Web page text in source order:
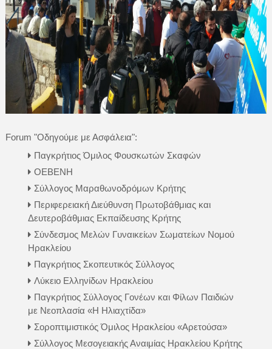
Forum "Οδηγούμε με Ασφάλεια":
Παγκρήτιος Όμιλος Φουσκωτών Σκαφών
ΟΕΒΕΝΗ
Σύλλογος Μαραθωνοδρόμων Κρήτης
Περιφερειακή Διεύθυνση Πρωτοβάθμιας και
Δευτεροβάθμιας Εκπαίδευσης Κρήτης
Σύνδεσμος Μελών Γυναικείων Σωματείων Νομού
Ηρακλείου
Παγκρήτιος Σκοπευτικός Σύλλογος
Λύκειο Ελληνίδων Ηρακλείου
Παγκρήτιος Σύλλογος Γονέων και Φίλων Παιδιών
με Νεοπλασία «Η Ηλιαχτίδα»
Σοροπτιμιστικός Όμιλος Ηρακλείου «Αρετούσα»
Σύλλογος Μεσογειακής Αναιμίας Ηρακλείου Κρήτης